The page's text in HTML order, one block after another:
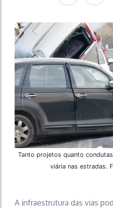
Tanto projetos quanto
viária nas estradas.
A infraestrutura das vias